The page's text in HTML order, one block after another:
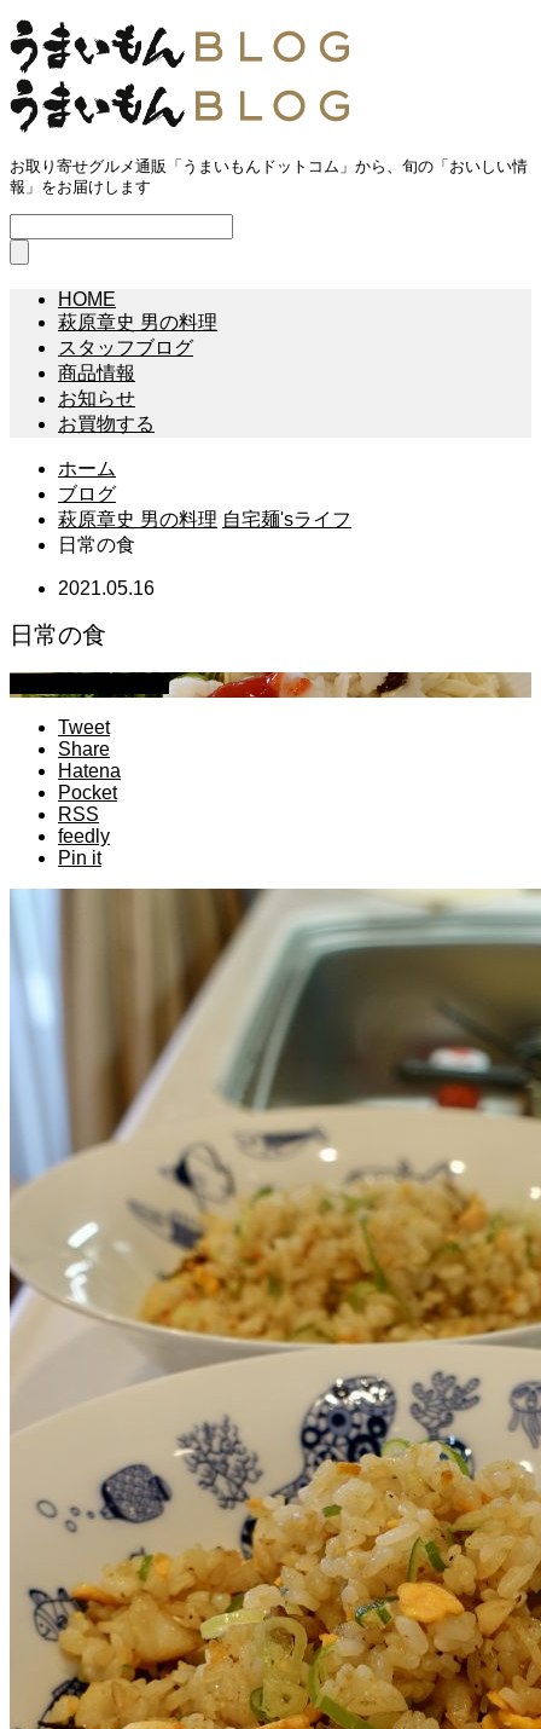
お取り寄せグルメ通販「うまいもんドットコム」から、旬の「おいしい情
報」をお届けします
HOME
萩原章史 男の料理
スタッフブログ
商品情報
お知らせ
お買物する
ホーム
ブログ
萩原章史 男の料理 自宅麺'sライフ
日常の食
2021.05.16
日常の食
Tweet
Share
Hatena
Pocket
RSS
feedly
Pin it